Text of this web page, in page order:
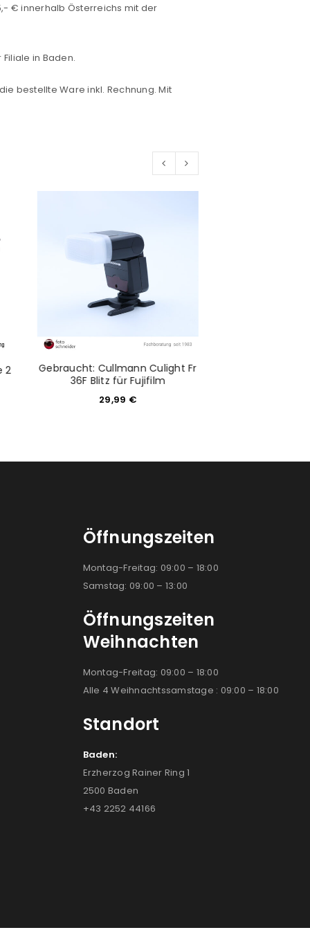
€ innerhalb Österreichs mit der
in Baden.
bestellte Ware inkl. Rechnung. Mit
2
Gebraucht: Cullmann Culight Fr
36F Blitz für Fujifilm
29,99 €
Öffnungszeiten
Montag-Freitag: 09:00 – 18:00
Samstag: 09:00 – 13:00
Öffnungszeiten
Weihnachten
Montag-Freitag: 09:00 – 18:00
Alle 4 Weihnachtssamstage : 09:00 – 18:00
Standort
Baden:
Erzherzog Rainer Ring 1
2500 Baden
+43 2252 44166